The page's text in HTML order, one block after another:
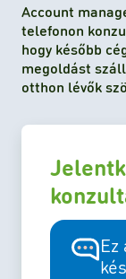
Account
telefonon
hogy később
megoldást
otthon lévők